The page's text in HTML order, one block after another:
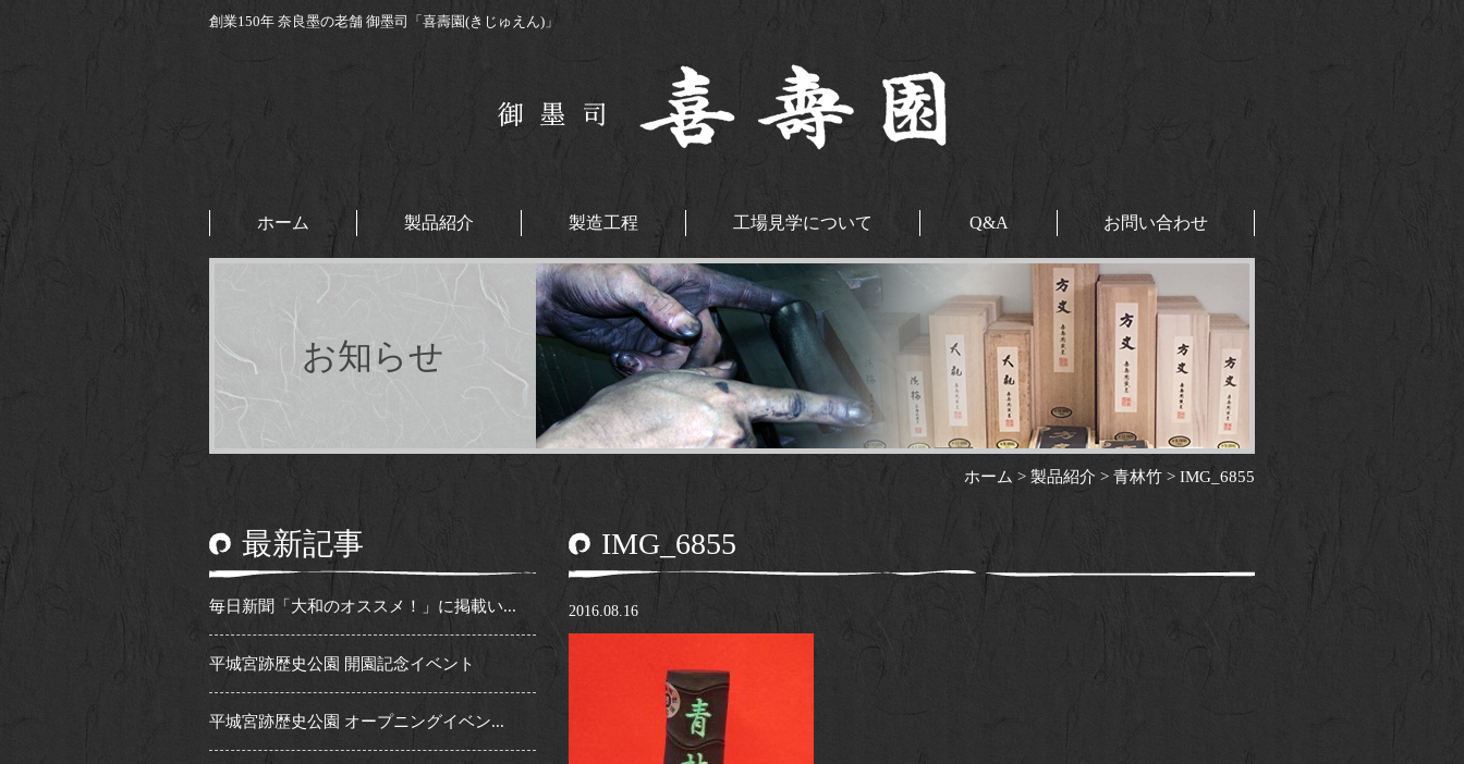
創業150年 奈良墨の老舗 御墨司「喜壽園(きじゅえん)」
ホーム 製品紹介 製造工程 工場見学について Q&A お問い合わせ
お知らせ
ホーム > 製品紹介 > 青林竹 > IMG_6855
IMG_6855
2016.08.16
最新記事
毎日新聞「大和のオススメ！」に掲載い...
平城宮跡歴史公園 開園記念イベント
平城宮跡歴史公園 オープニングイベン...